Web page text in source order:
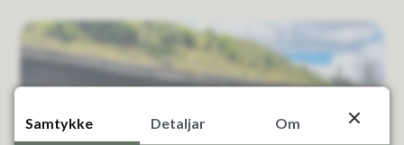
Samtykke Detaljar
Om